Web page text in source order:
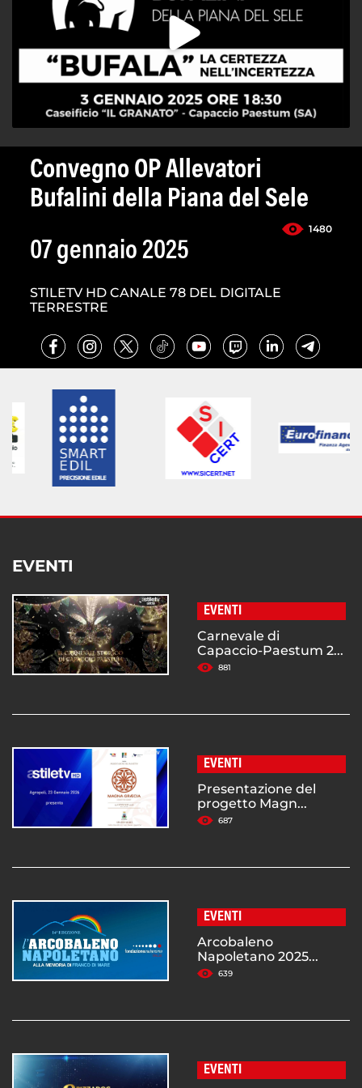
Convegno OP Allevatori
Bufalini della Piana del Sele
1480
07 gennaio 2025
STILETV HD CANALE 78 DEL DIGITALE
TERRESTRE
EVENTI
EVENTI
Carnevale di
Capaccio-Paestum 2...
881
EVENTI
Presentazione del
progetto Magn...
687
EVENTI
Arcobaleno
Napoletano 2025...
639
EVENTI